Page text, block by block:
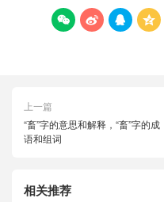
   
上一篇
“畜”字的意思和解释，“畜”字的成
语和组词
相关推荐